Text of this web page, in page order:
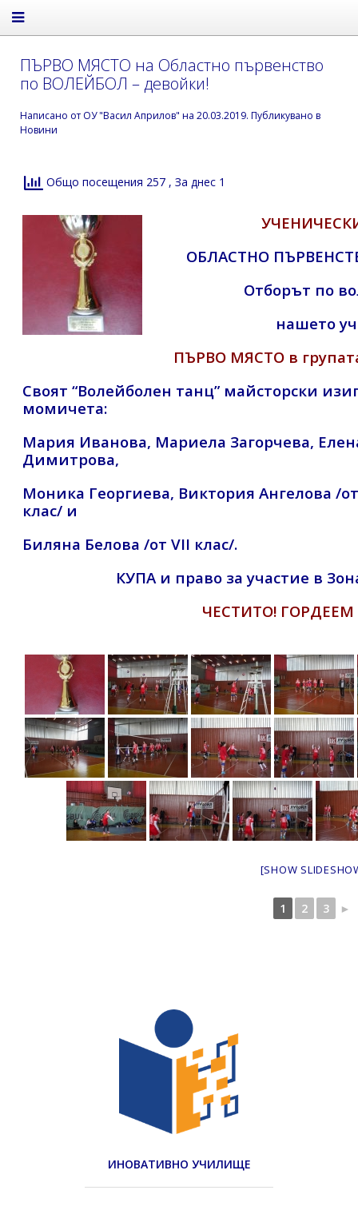
ПЪРВО МЯСТО на Областно първенство
по ВОЛЕЙБОЛ – девойки!
Написано от ОУ "Васил Априлов" на 20.03.2019. Публикувано в
Новини
Общо посещения 257 , За днес 1
ОБЛАСТНО
Отборът по
нашето
ПЪРВО МЯСТО в
Своят “Волейболен танц” майсторски
момичета:
Мария Иванова, Мариела Загорчева,
Димитрова,
Моника Георгиева, Виктория Ангелова /
клас/ и
Биляна Белова /от VII клас/.
КУПА и право за участие в
ЧЕСТИТО! ГОРДЕЕМ
[SHOW
1 2 3 ►
ИНОВАТИВНО УЧИЛИЩЕ